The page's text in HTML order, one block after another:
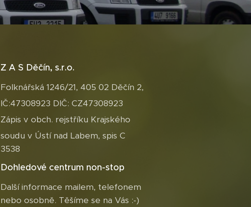
Z A S Děčín, s.r.o.
Folknářská 1246/21, 405 02 Děčín 2,
IČ:47308923 DIČ: CZ47308923
Zápis v obch. rejstříku Krajského
soudu v Ústí nad Labem, spis C
3538
Dohledové centrum non-stop
Další informace mailem, telefonem
nebo osobně. Těšíme se na Vás :-)